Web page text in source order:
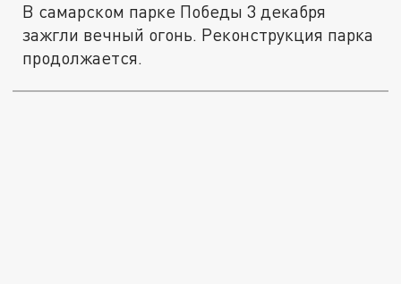
В самарском парке Победы 3 декабря
зажгли вечный огонь. Реконструкция парка
продолжается.